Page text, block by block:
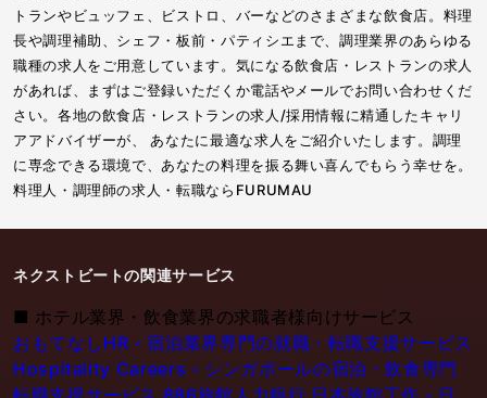
トランやビュッフェ、ビストロ、バーなどのさまざまな飲食店。料理
長や調理補助、シェフ・板前・パティシエまで、調理業界のあらゆる
職種の求人をご用意しています。気になる飲食店・レストランの求人
があれば、まずはご登録いただくか電話やメールでお問い合わせくだ
さい。各地の飲食店・レストランの求人/採用情報に精通したキャリ
アアドバイザーが、 あなたに最適な求人をご紹介いたします。調理
に専念できる環境で、あなたの料理を振る舞い喜んでもらう幸せを。
料理人・調理師の求人・転職ならFURUMAU
ネクストビートの関連サービス
■ ホテル業界・飲食業界の求職者様向けサービス
おもてなしHR - 宿泊業界専門の就職・転職支援サービス
Hospitality Careers - シンガポールの宿泊・飲食専門